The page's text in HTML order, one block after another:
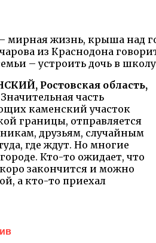
мирная жизнь, крыша над
из Краснодона
– устроить дочь в
Ростовская область,
Значительная часть
каменский участок
границы, отправляется
друзьям, случайным
где ждут. Но многие
Кто-то ожидает, что
закончится и можно
а кто-то приехал